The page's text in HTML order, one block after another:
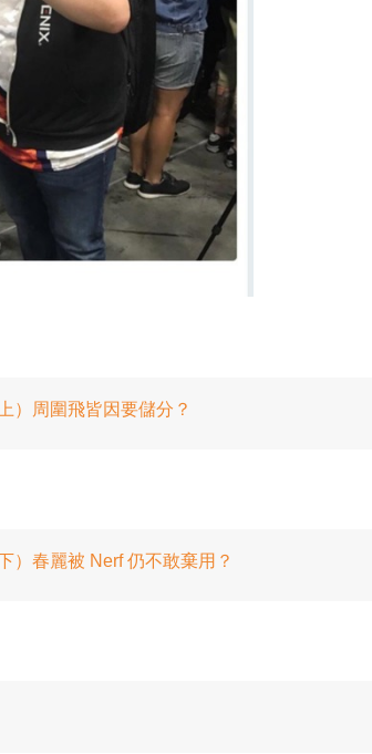
）周圍飛皆因要儲分？
）春麗被 Nerf 仍不敢棄用？